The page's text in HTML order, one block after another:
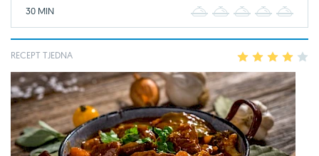
30 MIN 2 3 4
RECEPT TJEDNA 2 3 4